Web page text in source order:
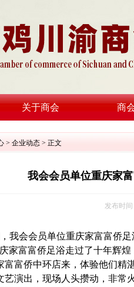
关于商会 商
> 企业动态 > 正文
我会会员单位重庆家
发布时
会会员单位重庆家富富侨足
家富富侨足浴走过了十年辉
富富侨中环店来，体验他们精
艺演出，现场人头攒动，非常